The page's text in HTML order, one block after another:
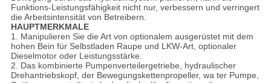
Funktions-Leistungsfähigkeit nicht nur, verbessern und verringert
die Arbeitsintensität von Betreibern.
HAUPTMERKMALE
1. Manipulieren Sie die Art von optionalem ausgerüstet mit dem
hohen Bein für Selbstladen Raupe und LKW-Art, optionaler
Dieselmotor oder Leistungsstärke.
2. Das kombinierte Pumpenverteilergetriebe, hydraulischer
Drehantriebskopf, der Bewegungskettenpropeller, wa ter Pumpe,